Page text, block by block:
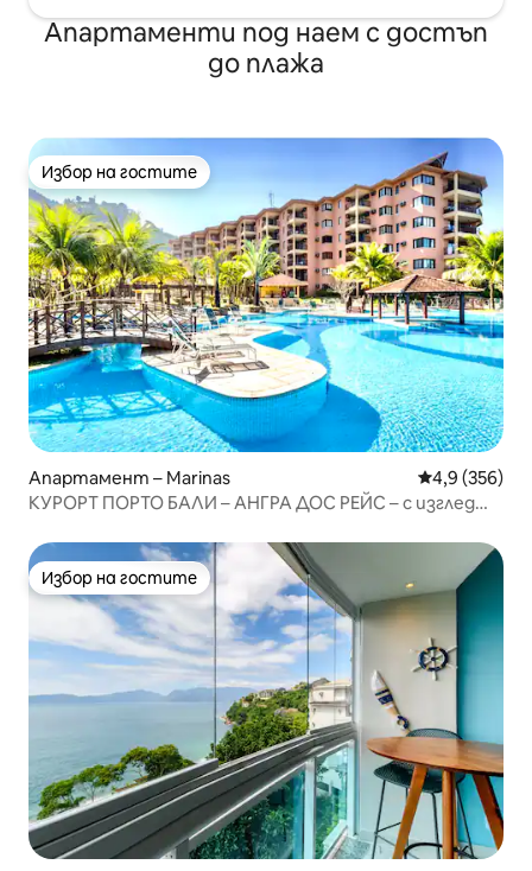
Апартаменти под наем с достъп
до плажа
Избор на гостите
Избор на гостите
Апартамент – Marinas Средна
4,9 (356)
КУРОРТ ПОРТО БАЛИ – АНГРА ДОС РЕЙС – с изглед
Избор на гостите
Избор на гостите